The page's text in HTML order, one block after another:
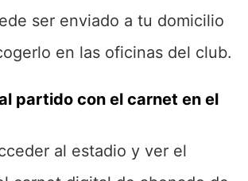
ser enviado a tu domicilio
en las oficinas del club.
partido con el carnet en el
al estadio y ver el